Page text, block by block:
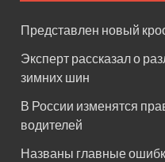
Представлен новый
Эксперт рассказал о
зимних шин
В России изменятся
водителей
Названы главные